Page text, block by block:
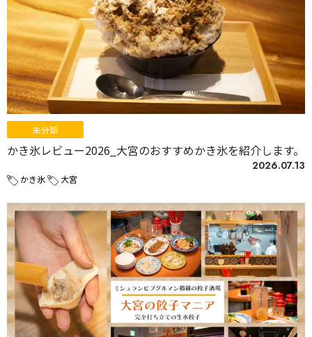
未分類
かき氷レビュー2026_大宮のおすすめかき氷を紹介します。
2026.07.13
かき氷 大宮